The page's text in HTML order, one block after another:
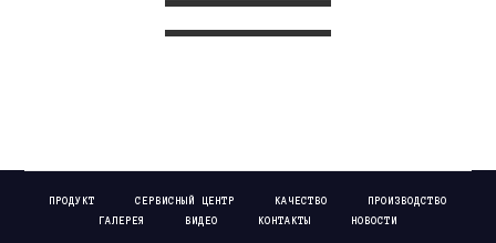
ПРОДУКТ СЕРВИСНЫЙ ЦЕНТР КАЧЕСТВО
ПРОИЗВОДСТВО
ГАЛЕРЕЯ
ВИДЕО КОНТАКТЫ НОВОСТИ